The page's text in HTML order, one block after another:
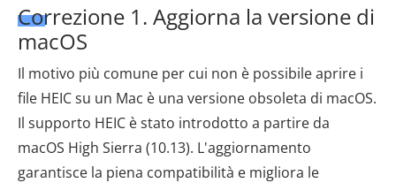
Correzione 1. Aggiorna la versione di
macOS
Il motivo più comune per cui non è possibile aprire i
file HEIC su un Mac è una versione obsoleta di macOS.
Il supporto HEIC è stato introdotto a partire da
macOS High Sierra (10.13). L'aggiornamento
garantisce la piena compatibilità e migliora le